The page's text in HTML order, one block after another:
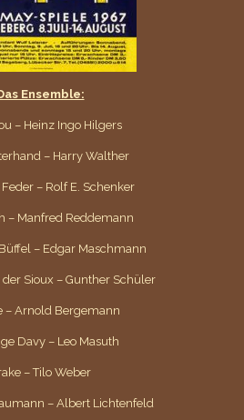
Ensemble:
– Heinz Ingo Hilgers
– Harry Walther
– Rolf E. Schenker
– Manfred Reddemann
– Edgar Maschmann
Sioux – Gunther Schüler
– Arnold Bergemann
Davy – Leo Masuth
– Tilo Weber
– Albert Lichtenfeld